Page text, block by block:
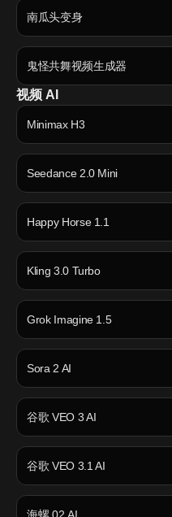
南瓜头变身
鬼怪共舞视频生成器
视频 AI
Minimax H3
Seedance 2.0 Mini
Happy Horse 1.1
Kling 3.0 Turbo
Grok Imagine 1.5
Sora 2 AI
谷歌 VEO 3 AI
谷歌 VEO 3.1 AI